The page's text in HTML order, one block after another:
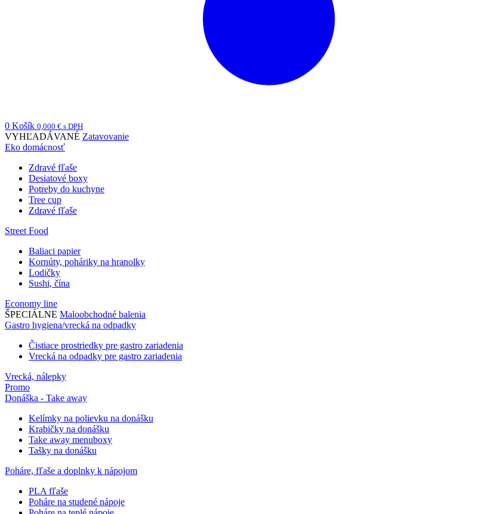
0 Košík 0,000 € s DPH
VYHĽADÁVANÉ Zatavovanie
Eko domácnosť
Zdravé fľaše
Desiatové boxy
Potreby do kuchyne
Tree cup
Zdravé fľaše
Street Food
Baliaci papier
Kornúty, poháriky na hranolky
Lodičky
Sushi, čína
Economy line
ŠPECIÁLNE Maloobchodné balenia
Gastro hygiena/vrecká na odpadky
Čistiace prostriedky pre gastro zariadenia
Vrecká na odpadky pre gastro zariadenia
Vrecká, nálepky
Promo
Donáška - Take away
Kelímky na polievku na donášku
Krabičky na donášku
Take away menuboxy
Tašky na donášku
Poháre, fľaše a doplnky k nápojom
PLA fľaše
Poháre na studené nápoje